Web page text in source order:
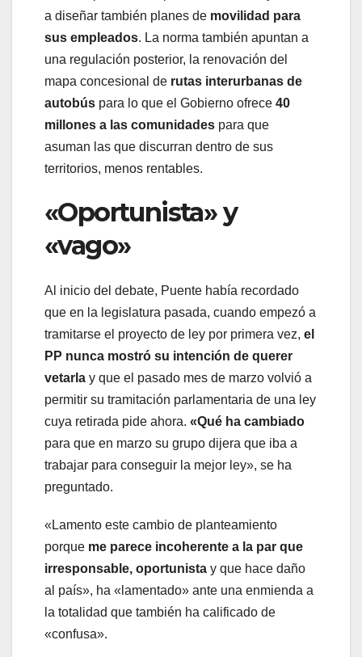
a diseñar también planes de movilidad para
sus empleados. La norma también apuntan a
una regulación posterior, la renovación del
mapa concesional de rutas interurbanas de
autobús para lo que el Gobierno ofrece 40
millones a las comunidades para que
asuman las que discurran dentro de sus
territorios, menos rentables.
«Oportunista» y
«vago»
Al inicio del debate, Puente había recordado
que en la legislatura pasada, cuando empezó a
tramitarse el proyecto de ley por primera vez, el
PP nunca mostró su intención de querer
vetarla y que el pasado mes de marzo volvió a
permitir su tramitación parlamentaria de una ley
cuya retirada pide ahora. «Qué ha cambiado
para que en marzo su grupo dijera que iba a
trabajar para conseguir la mejor ley», se ha
preguntado.
«Lamento este cambio de planteamiento
porque me parece incoherente a la par que
irresponsable, oportunista y que hace daño
al país», ha «lamentado» ante una enmienda a
la totalidad que también ha calificado de
«confusa».